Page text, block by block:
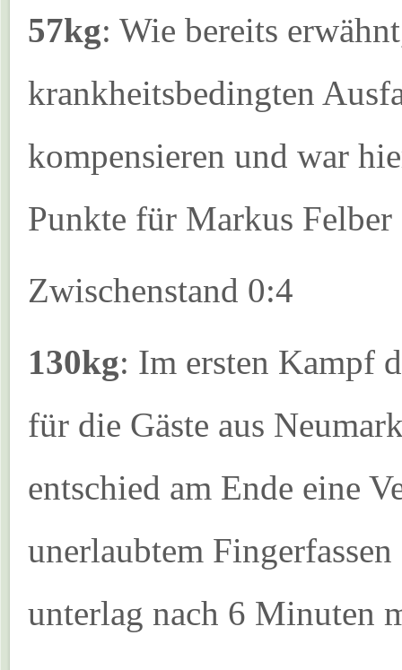
57kg: Wie bereits
krankheitsbedingten
kompensieren und war
Punkte für Markus Felber
Zwischenstand 0:4
130kg: Im ersten Kampf
für die Gäste aus
entschied am Ende eine
unerlaubtem
unterlag nach 6 Minuten